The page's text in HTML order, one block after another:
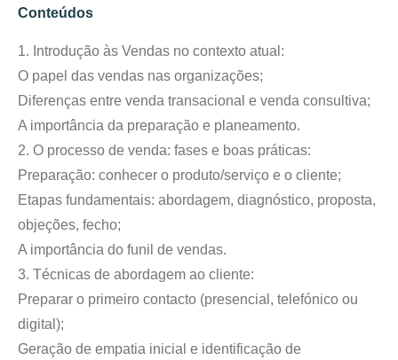
Conteúdos
1. Introdução às Vendas no contexto atual:
O papel das vendas nas organizações;
Diferenças entre venda transacional e venda consultiva;
A importância da preparação e planeamento.
2. O processo de venda: fases e boas práticas:
Preparação: conhecer o produto/serviço e o cliente;
Etapas fundamentais: abordagem, diagnóstico, proposta,
objeções, fecho;
A importância do funil de vendas.
3. Técnicas de abordagem ao cliente:
Preparar o primeiro contacto (presencial, telefónico ou
digital);
Geração de empatia inicial e identificação de